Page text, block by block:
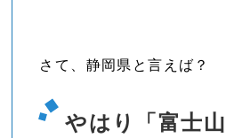
さて、静岡県と言えば？
やはり「富士